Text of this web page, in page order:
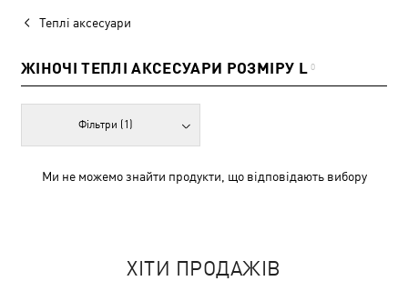
Теплі аксесуари
ЖІНОЧІ ТЕПЛІ АКСЕСУАРИ РОЗМІРУ L 0
Фільтри (1)
Ми не можемо знайти продукти, що відповідають вибору
ХІТИ ПРОДАЖІВ